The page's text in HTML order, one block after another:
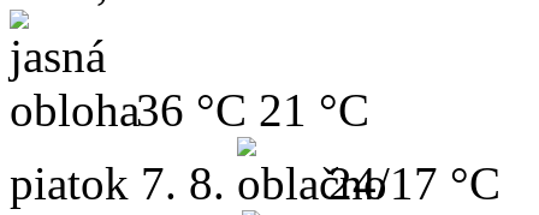
36 °C 21 °C
piatok 7. 8.
24/17 °C